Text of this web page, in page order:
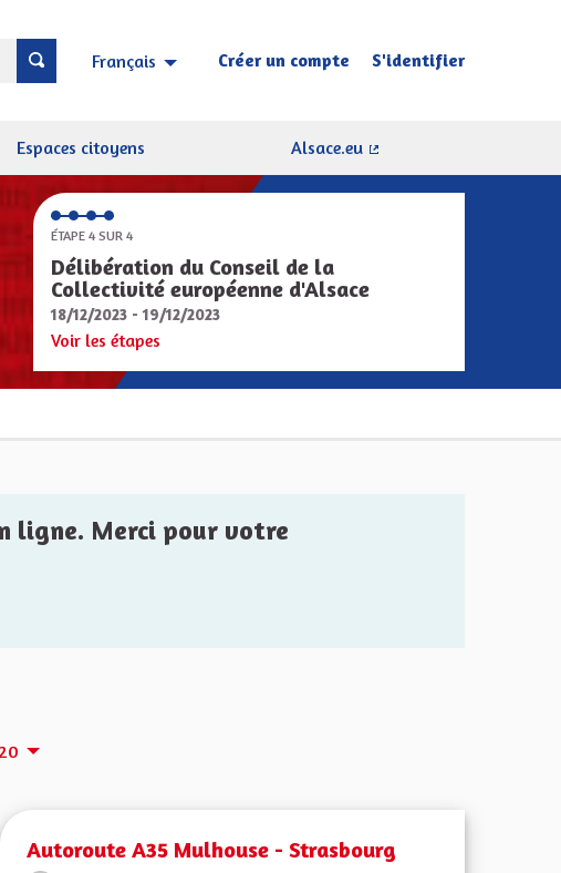
Français Choisir la langue Sprache wählen
Créer un compte S'identifier
Espaces citoyens
Alsace.eu
ÉTAPE 4 SUR 4
Délibération du Conseil de la
Collectivité européenne d'Alsace
18/12/2023 - 19/12/2023
Voir les étapes
ligne. Merci pour votre
20
Autoroute A35 Mulhouse - Strasbourg